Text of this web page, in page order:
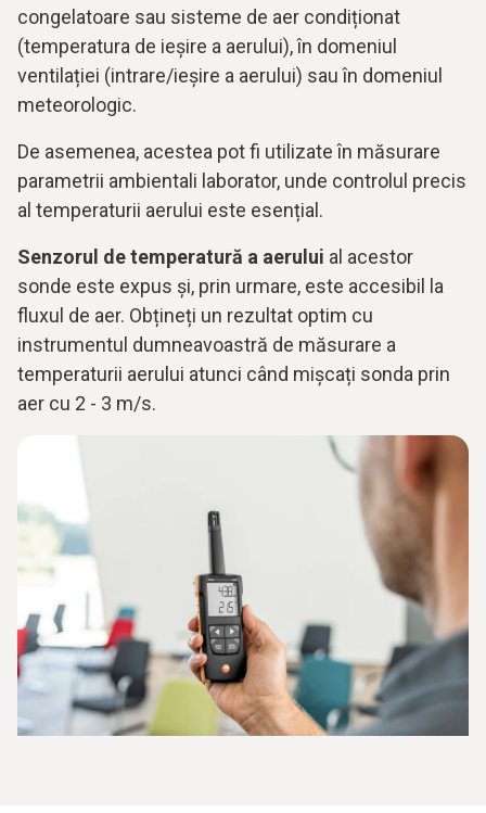
congelatoare sau sisteme de aer condiționat
(temperatura de ieșire a aerului), în domeniul
ventilației (intrare/ieșire a aerului) sau în domeniul
meteorologic.
De asemenea, acestea pot fi utilizate în măsurare
parametrii ambientali laborator, unde controlul precis
al temperaturii aerului este esențial.
Senzorul de temperatură a aerului al acestor
sonde este expus și, prin urmare, este accesibil la
fluxul de aer. Obțineți un rezultat optim cu
instrumentul dumneavoastră de măsurare a
temperaturii aerului atunci când mișcați sonda prin
aer cu 2 - 3 m/s.